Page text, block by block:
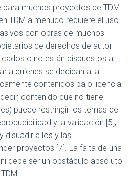
muchos proyectos de TDM.
TDM a menudo requiere el uso
con obras de muchos
de derechos de autor
o no están dispuestos a
a quienes se dedican a la
contenidos bajo licencia
contenido que no tiene
puede restringir los temas de
y la validación [5],
disuadir a los y las
proyectos [7]. La falta de una
debe ser un obstáculo absoluto